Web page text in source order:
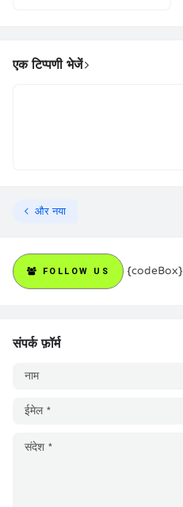
एक टिप्पणी भेजें
और नया
FOLLOW US {codeBox}
संपर्क फ़ॉर्म